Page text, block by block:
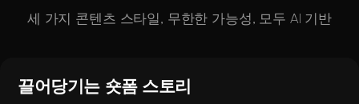
세 가지 콘텐츠 스타일, 무한한 가능성, 모두 AI 기반
끌어당기는 숏폼 스토리